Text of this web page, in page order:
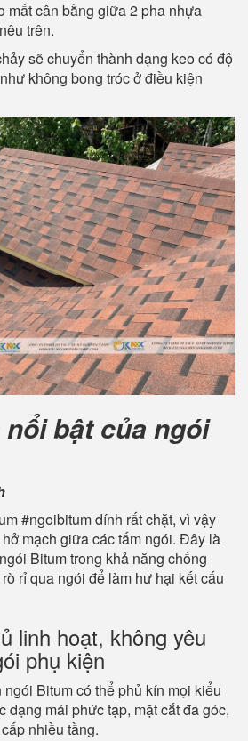
mất cân bằng giữa 2 pha nhựa
trên.
sẽ chuyển thành dạng keo có độ
không bong tróc ở điều kiện
bật của ngói
#ngoibitum dính rất chặt, vì vậy
mạch giữa các tấm ngói. Đây là
Bitum trong khả năng chống
rỉ qua ngói để làm hư hại kết cấu
linh hoạt, không yêu
phụ kiện
Bitum có thể phủ kín mọi kiểu
dạng mái phức tạp, mặt cắt đa góc,
nhiều tầng.